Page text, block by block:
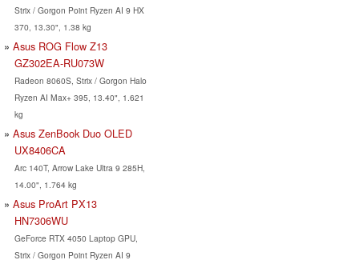
Strix / Gorgon Point Ryzen AI 9 HX
370, 13.30", 1.38 kg
Asus ROG Flow Z13
GZ302EA-RU073W
Radeon 8060S, Strix / Gorgon Halo
Ryzen AI Max+ 395, 13.40", 1.621
kg
Asus ZenBook Duo OLED
UX8406CA
Arc 140T, Arrow Lake Ultra 9 285H,
14.00", 1.764 kg
Asus ProArt PX13
HN7306WU
GeForce RTX 4050 Laptop GPU,
Strix / Gorgon Point Ryzen AI 9